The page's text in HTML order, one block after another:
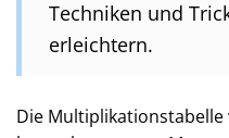
Techniken und
erleichtern.
Die Multiplikationstabelle